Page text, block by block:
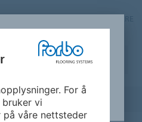
FLOORVISUALIZER
For å
vi
på våre nettsteder